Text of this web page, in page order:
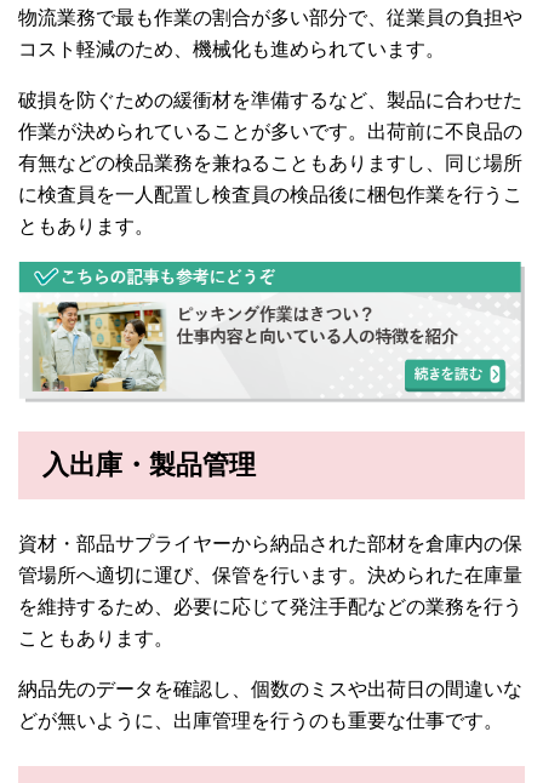
物流業務で最も作業の割合が多い部分で、従業員の負担や
コスト軽減のため、機械化も進められています。
破損を防ぐための緩衝材を準備するなど、製品に合わせた
作業が決められていることが多いです。出荷前に不良品の
有無などの検品業務を兼ねることもありますし、同じ場所
に検査員を一人配置し検査員の検品後に梱包作業を行うこ
ともあります。
入出庫・製品管理
資材・部品サプライヤーから納品された部材を倉庫内の保
管場所へ適切に運び、保管を行います。決められた在庫量
を維持するため、必要に応じて発注手配などの業務を行う
こともあります。
納品先のデータを確認し、個数のミスや出荷日の間違いな
どが無いように、出庫管理を行うのも重要な仕事です。